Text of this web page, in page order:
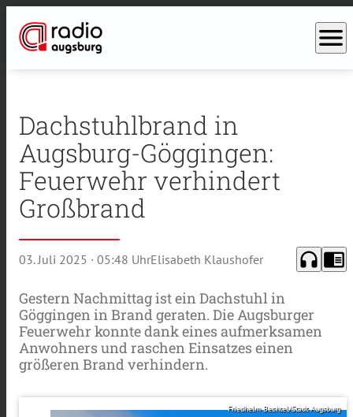
menu
Dachstuhlbrand in
Augsburg-Göggingen:
Feuerwehr verhindert
Großbrand
03. Juli 2025 · 05:48 UhrElisabeth Klaushofer headphones chrome_reader_mode
Gestern Nachmittag ist ein Dachstuhl in
Göggingen in Brand geraten. Die Augsburger
Feuerwehr konnte dank eines aufmerksamen
Anwohners und raschen Einsatzes einen
größeren Brand verhindern.
Friedhelm Bechtel/Stadt Augsburg